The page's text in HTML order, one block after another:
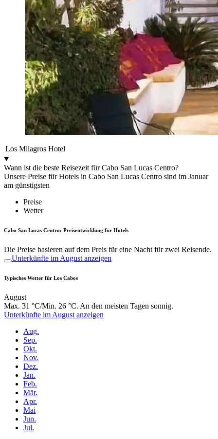
Los Milagros Hotel
Wann ist die beste Reisezeit für Cabo San Lucas Centro?
Unsere Preise für Hotels in Cabo San Lucas Centro sind im Januar
am günstigsten
Preise
Wetter
Cabo San Lucas Centro: Preisentwicklung für Hotels
Die Preise basieren auf dem Preis für eine Nacht für zwei Reisende.
Unterkünfte im August anzeigen
Typisches Wetter für Los Cabos
August
Max. 31 °C/Min. 26 °C. An den meisten Tagen sonnig.
Unterkünfte im August anzeigen
Aug.
Sep.
Okt.
Nov.
Dez.
Jan.
Feb.
Mär.
Apr.
Mai
Jun.
Jul.